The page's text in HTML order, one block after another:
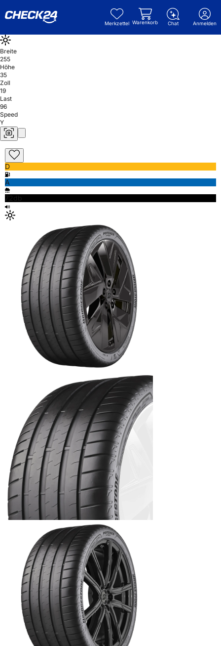
Merkzettel Warenkorb Chat Anmelden
Breite
255
Höhe
35
Zoll
19
Last
96
Speed
Y
D
A
72db